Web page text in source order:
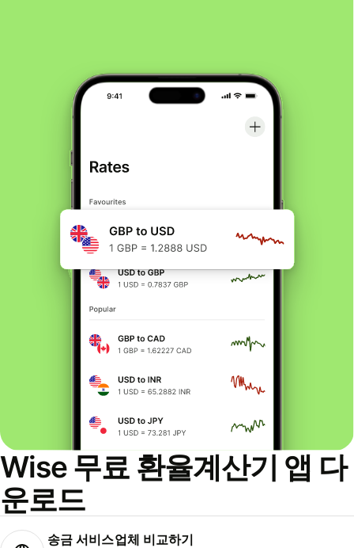
Wise 무료 환율계산기 앱 다
운로드
송금 서비스업체 비교하기